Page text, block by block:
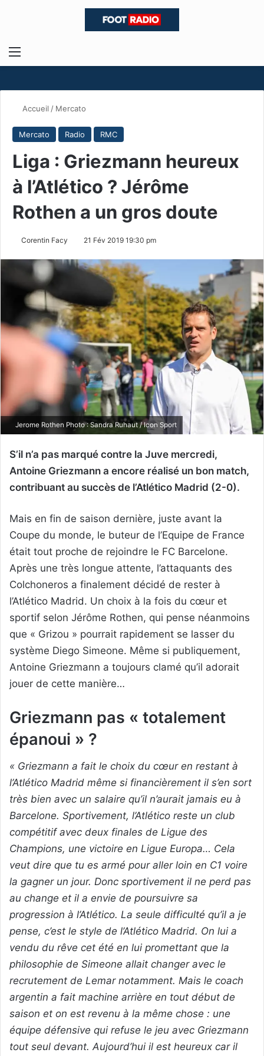
Menu
Accueil / Mercato
Mercato Radio RMC
Liga : Griezmann heureux
à l’Atlético ? Jérôme
Rothen a un gros doute
Corentin Facy 21 Fév 2019 19:30 pm
Jerome Rothen Photo : Sandra Ruhaut / Icon Sport
S’il n’a pas marqué contre la Juve mercredi,
Antoine Griezmann a encore réalisé un bon match,
contribuant au succès de l’Atlético Madrid (2-0).
Mais en fin de saison dernière, juste avant la
Coupe du monde, le buteur de l’Equipe de France
était tout proche de rejoindre le FC Barcelone.
Après une très longue attente, l’attaquants des
Colchoneros a finalement décidé de rester à
l’Atlético Madrid. Un choix à la fois du cœur et
sportif selon Jérôme Rothen, qui pense néanmoins
que « Grizou » pourrait rapidement se lasser du
système Diego Simeone. Même si publiquement,
Antoine Griezmann a toujours clamé qu’il adorait
jouer de cette manière…
Griezmann pas « totalement
épanoui » ?
« Griezmann a fait le choix du cœur en restant à
l’Atlético Madrid même si financièrement il s’en sort
très bien avec un salaire qu’il n’aurait jamais eu à
Barcelone. Sportivement, l’Atlético reste un club
compétitif avec deux finales de Ligue des
Champions, une victoire en Ligue Europa… Cela
veut dire que tu es armé pour aller loin en C1 voire
la gagner un jour. Donc sportivement il ne perd pas
au change et il a envie de poursuivre sa
progression à l’Atlético. La seule difficulté qu’il a je
pense, c’est le style de l’Atlético Madrid. On lui a
vendu du rêve cet été en lui promettant que la
philosophie de Simeone allait changer avec le
recrutement de Lemar notamment. Mais le coach
argentin a fait machine arrière en tout début de
saison et on est revenu à la même chose : une
équipe défensive qui refuse le jeu avec Griezmann
tout seul devant. Aujourd’hui il est heureux car il